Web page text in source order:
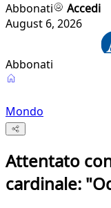
Abbonati
Accedi
August 6, 2026
Abbonati
Mondo
Attentato
cardinale: